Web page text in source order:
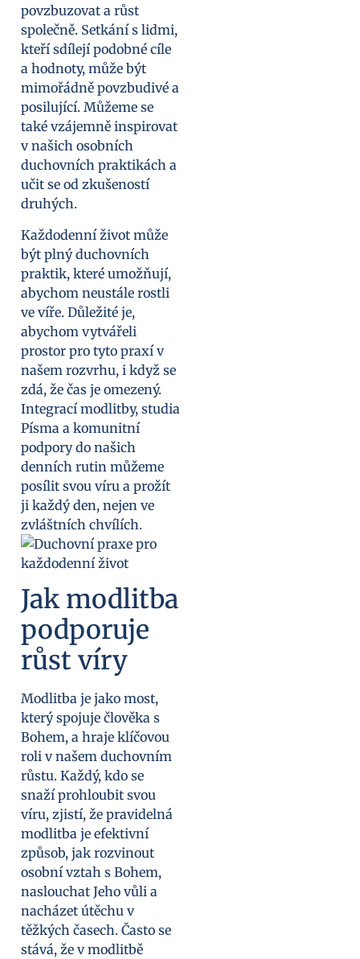
povzbuzovat a růst
společně. Setkání s lidmi,
kteří sdílejí podobné cíle
a hodnoty, může být
mimořádně povzbudivé a
posilující. Můžeme se
také vzájemně inspirovat
v našich osobních
duchovních praktikách a
učit se od zkušeností
druhých.
Každodenní život může
být plný duchovních
praktik, které umožňují,
abychom neustále rostli
ve víře. Důležité je,
abychom vytvářeli
prostor pro tyto praxí v
našem rozvrhu, i když se
zdá, že čas je omezený.
Integrací modlitby, studia
Písma a komunitní
podpory do našich
denních rutin můžeme
posílit svou víru a prožít
ji každý den, nejen ve
zvláštních chvílích.
Jak modlitba
podporuje
růst víry
Modlitba je jako most,
který spojuje člověka s
Bohem, a hraje klíčovou
roli v našem duchovním
růstu. Každý, kdo se
snaží prohloubit svou
víru, zjistí, že pravidelná
modlitba je efektivní
způsob, jak rozvinout
osobní vztah s Bohem,
naslouchat Jeho vůli a
nacházet útěchu v
těžkých časech. Často se
stává, že v modlitbě